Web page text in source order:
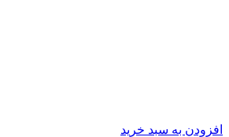
افزودن به سبد خرید